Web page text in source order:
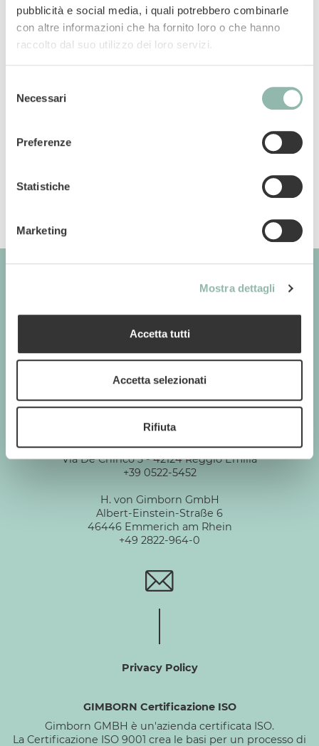
pubblicità e social media, i quali potrebbero combinarle
con altre informazioni che ha fornito loro o che hanno
raccolto dal suo utilizzo dei loro servizi.
delNecessari
Preferenze
Statistiche
Marketing
Mostra dettagli
Accetta tutti
Accetta selezionati
Rifiuta
Gioco in gomma pesante Perfetto per morsi
potenti Galleggia in acqua Ultra-resistente
Codice ean: 8009632039985
GIMBORN
Cats. Dogs. Love.
GIMBORN
Gimborn Italia S.r.l. Società a Socio Unico
P.IVA 01631460357
Via De Chirico 3 - 42124 Reggio Emilia
+39 0522-5452
H. von Gimborn GmbH
Albert-Einstein-Straße 6
46446 Emmerich am Rhein
+49 2822-964-0
Privacy Policy
GIMBORN Certificazione ISO
Gimborn GMBH è un'azienda certificata ISO.
La Certificazione ISO 9001 crea le basi per un processo di